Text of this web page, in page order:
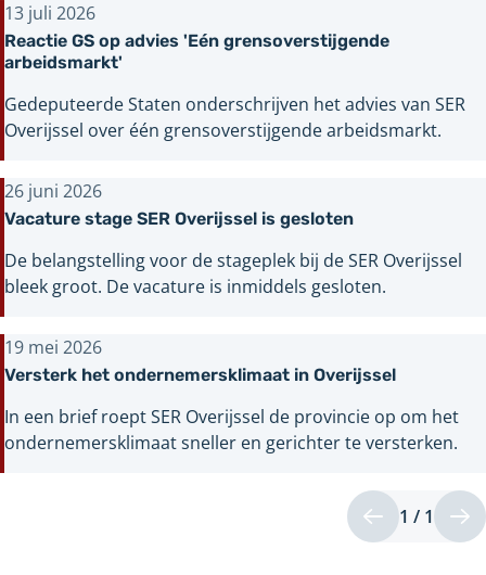
Reactie GS op advies 'Eén grensoverstijgende
arbeidsmarkt'
13 juli 2026
Gedeputeerde Staten onderschrijven het advies van SER
Overijssel over één grensoverstijgende arbeidsmarkt.
Vacature stage SER Overijssel is gesloten
26 juni 2026
De belangstelling voor de stageplek bij de SER Overijssel
bleek groot. De vacature is inmiddels gesloten.
Versterk het ondernemersklimaat in Overijssel
19 mei 2026
In een brief roept SER Overijssel de provincie op om het
ondernemersklimaat sneller en gerichter te versterken.
Vorige
1 / 1
1